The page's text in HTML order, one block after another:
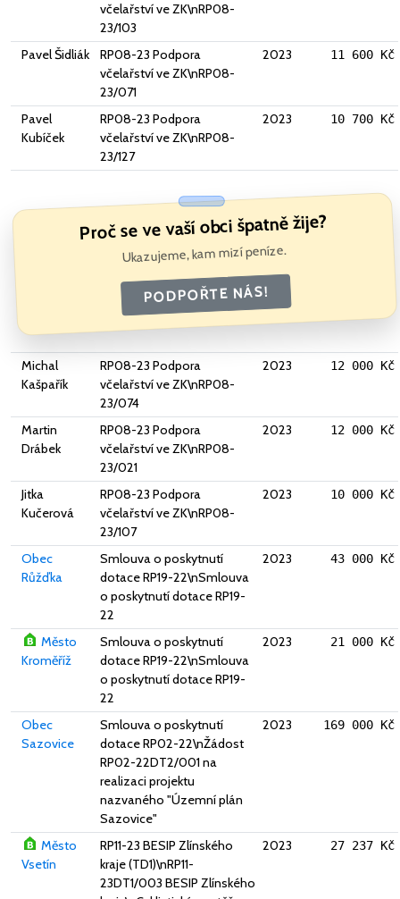
včelařství ve ZK\nRP08-
23/103
Pavel Šidliák
RP08-23 Podpora
včelařství ve ZK\nRP08-
23/071
2023 11 600 Kč
Pavel
Kubíček
RP08-23 Podpora
včelařství ve ZK\nRP08-
23/127
2023 10 700 Kč
Proč se ve vaší obci špatně žije?
Ukazujeme, kam mizí peníze.
PODPOŘTE NÁS!
Michal
Kašpařík
RP08-23 Podpora
včelařství ve ZK\nRP08-
23/074
2023 12 000 Kč
Martin
Drábek
RP08-23 Podpora
včelařství ve ZK\nRP08-
23/021
2023 12 000 Kč
Jitka
Kučerová
RP08-23 Podpora
včelařství ve ZK\nRP08-
23/107
2023 10 000 Kč
Obec
Růžďka
Smlouva o poskytnutí
dotace RP19-22\nSmlouva
o poskytnutí dotace RP19-
22
2023 43 000 Kč
Město
Kroměříž
Smlouva o poskytnutí
dotace RP19-22\nSmlouva
o poskytnutí dotace RP19-
22
2023 21 000 Kč
Obec
Sazovice
Smlouva o poskytnutí
dotace RP02-22\nŽádost
RP02-22DT2/001 na
realizaci projektu
nazvaného "Územní plán
Sazovice"
2023 169 000 Kč
Město
Vsetín
RP11-23 BESIP Zlínského
kraje (TD1)\nRP11-
23DT1/003 BESIP Zlínského
2023 27 237 Kč